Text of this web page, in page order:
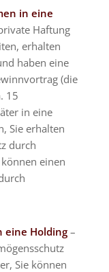
in eine
Haftung
erhalten
haben eine
(die
15
in eine
Sie erhalten
durch
einen
eine Holding–
Sie können